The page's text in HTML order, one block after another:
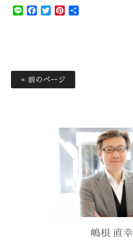
Line Facebook
TwitterPinterest
« 前のページ
嶋根 直幸